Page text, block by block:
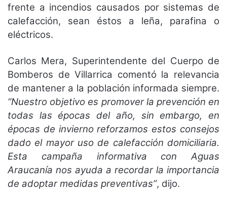
frente a incendios causados por sistemas de
calefacción, sean éstos a leña, parafina o
eléctricos.
Carlos Mera, Superintendente del Cuerpo de
Bomberos de Villarrica comentó la relevancia
de mantener a la población informada siempre.
“Nuestro objetivo es promover la prevención en
todas las épocas del año, sin embargo, en
épocas de invierno reforzamos estos consejos
dado el mayor uso de calefacción domiciliaria.
Esta campaña informativa con Aguas
Araucanía nos ayuda a recordar la importancia
de adoptar medidas preventivas”, dijo.